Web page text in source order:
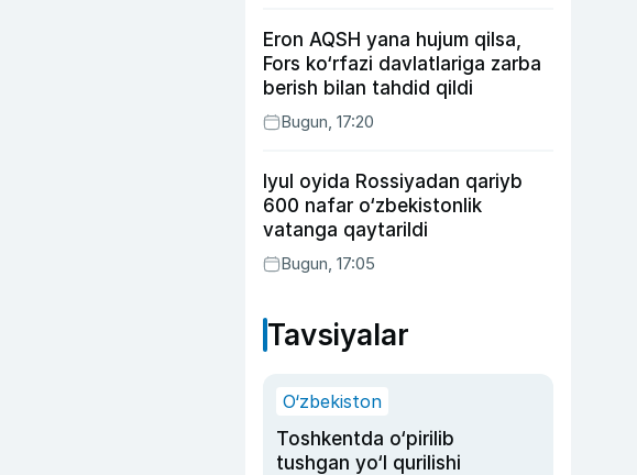
Eron AQSH yana hujum qilsa,
Fors ko‘rfazi davlatlariga zarba
berish bilan tahdid qildi
Bugun, 17:20
Iyul oyida Rossiyadan qariyb
600 nafar o‘zbekistonlik
vatanga qaytarildi
Bugun, 17:05
Tavsiyalar
O‘zbekiston
Toshkentda o‘pirilib
tushgan yo‘l qurilishi